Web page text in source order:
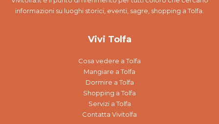
informazioni su luoghi storici, eventi, sagre, shopping a Tolfa.
Vivi Tolfa
Cosa vedere a Tolfa
Mangiare a Tolfa
Dormire a Tolfa
Shopping a Tolfa
Servizi a Tolfa
Contatta Vivitolfa